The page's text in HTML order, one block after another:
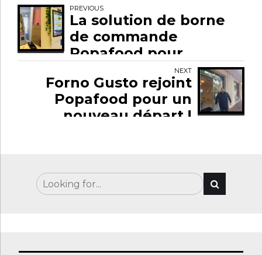
PREVIOUS
La solution de borne
de commande
Popafood pour
NEXT
Forno Gusto rejoint
Popafood pour un
nouveau départ !